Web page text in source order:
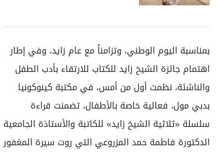
بمناسبة اليوم الوطني، وتزامناً مع عام زايد، وفي إطار
اهتمام جائزة الشيخ زايد للكتاب للارتقاء بأدب الطفل
والناشئة، نظمت أول من أمس، في مكتبة كينوكونيا
بدبي مول، فعالية خاصة بالأطفال، تضمنت قراءة
سلسلة «ثلاثية الشيخ زايد» للكاتبة والأستاذة الجامعية
الدكتورة فاطمة حمد المزروعي التي روت سيرة المغفور